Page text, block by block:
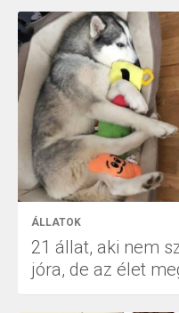
ÁLLATOK
21 állat, aki nem
jóra, de az élet